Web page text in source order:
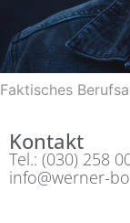
Faktisches
Kontakt
Tel.: (030) 258
info@werner-